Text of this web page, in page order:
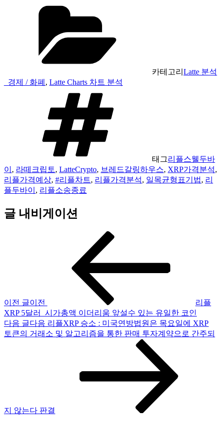
카테고리 Latte 분석
_경제 / 화폐 , Latte Charts 차트 분석
태그리플스웰두바
이 , 라떼크립토, LatteCrypto, 브레드갈링하우스, XRP가격분석,
리플가격예상, #리플차트, 리플가격분석, 일목균형표기법, 리
플두바이 , 리플소송종료
글 내비게이션
이전 글이전
리플
XRP 5달러_시가총액 이더리움 앞설수 있는 유일한 코인
다음 글다음 리플XRP 승소 : 미국연방법원은 목요일에 XRP
토큰의 거래소 및 알고리즘을 통한 판매 투자계약으로 간주되
지 않는다 판결